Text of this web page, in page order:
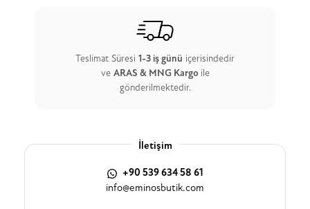
Teslimat Süresi 1-3 iş günü içerisindedir
ve ARAS & MNG Kargo ile
gönderilmektedir.
İletişim
+90 539 634 58 61
info@eminosbutik.com